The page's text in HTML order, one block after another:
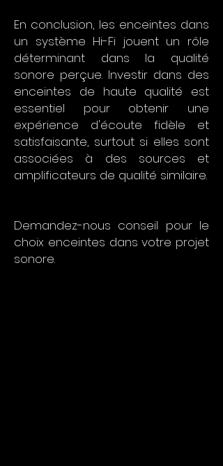
En conclusion, les enceintes dans
un système Hi-Fi jouent un rôle
déterminant dans la qualité
sonore perçue. Investir dans des
enceintes de haute qualité est
essentiel pour obtenir une
expérience d'écoute fidèle et
satisfaisante, surtout si elles sont
associées à des sources et
amplificateurs de qualité similaire.
Demandez-nous conseil pour le
choix enceintes dans votre projet
sonore.